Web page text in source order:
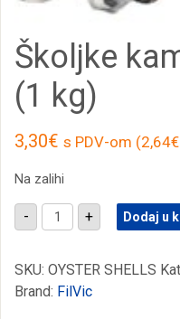
Školjke
(1 kg)
3,30€ s PDV-om (2,64€
Na zalihi
-
Školjke
kamenice
kg)
količina
+ Dodaj u
SKU: OYSTER SHELLS
Brand: FilVic